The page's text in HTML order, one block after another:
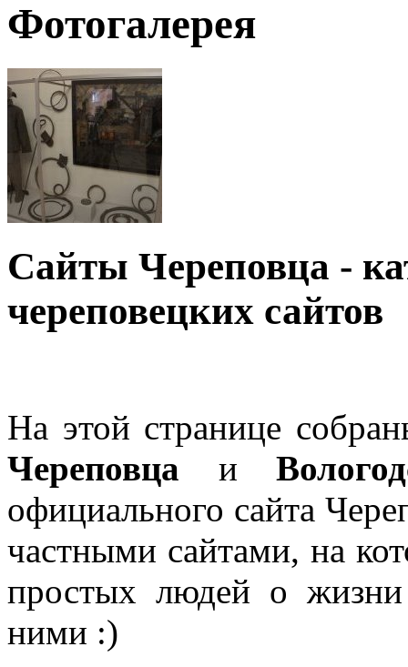
Фотогалерея
Сайты Череповца -
череповецких сайтов
На этой странице
Череповца и
официального сайта
частными сайтами, на
простых людей о
ними :)